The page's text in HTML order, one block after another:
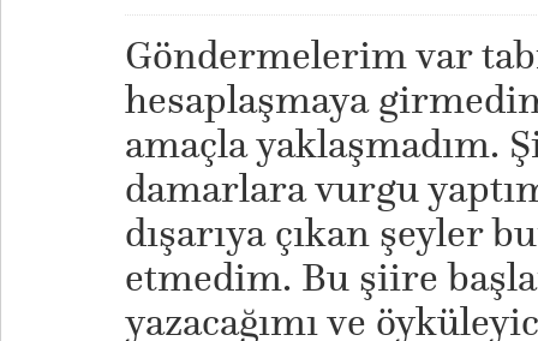
Göndermelerim var
hesaplaşmaya
amaçla yaklaşmadım.
damarlara vurgu
dışarıya çıkan şeyler
etmedim. Bu şiire
yazacağımı ve